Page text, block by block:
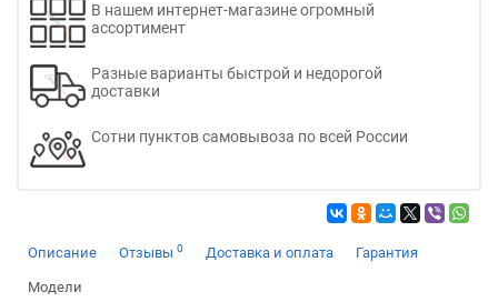
В нашем интернет-магазине огромный
ассортимент
Разные варианты быстрой и недорогой
доставки
Сотни пунктов самовывоза по всей России
Описание Отзывы 0 Доставка и оплата Гарантия
Модели